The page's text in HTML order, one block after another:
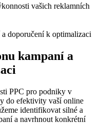
vašich reklamních
kampaní a
PPC pro podniky v
do efektivity vaší online
identifikovat silné a
a navrhnout konkrétní